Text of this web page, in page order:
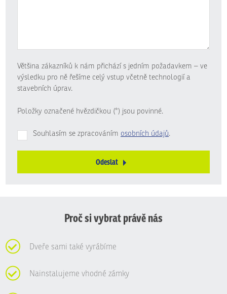
Většina zákazníků k nám přichází s jedním požadavkem – ve
výsledku pro ně řešíme celý vstup včetně technologií a
stavebních úprav.
Položky označené hvězdičkou (*) jsou povinné.
Souhlasím se zpracováním osobních údajů.
Odeslat
Proč si vybrat právě nás
Dveře sami také vyrábíme
Nainstalujeme vhodné zámky